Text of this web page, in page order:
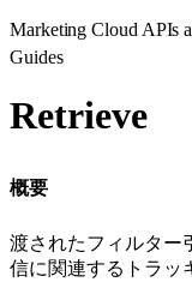
Marketing Cloud APIs
Guides
Retrieve
概要
渡されたフィルター
信に関連するトラッ